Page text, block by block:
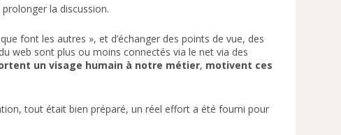
la discussion.
font les autres », et d’échanger des points de vue, des
web sont plus ou moins connectés via le net via des
un visage humain à notre métier, motivent ces
tout était bien préparé, un réel effort a été fourni pour